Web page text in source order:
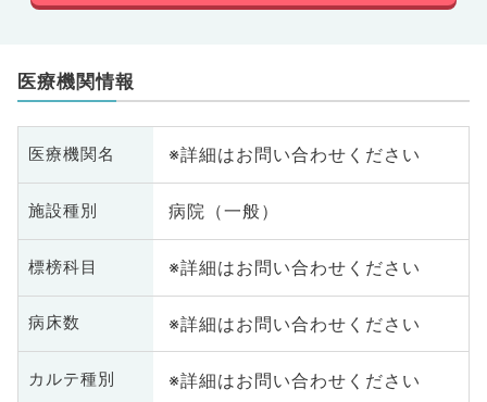
医療機関情報
医療機関名 ※詳細はお問い合わせください
施設種別 病院（一般）
標榜科目 ※詳細はお問い合わせください
病床数 ※詳細はお問い合わせください
カルテ種別 ※詳細はお問い合わせください